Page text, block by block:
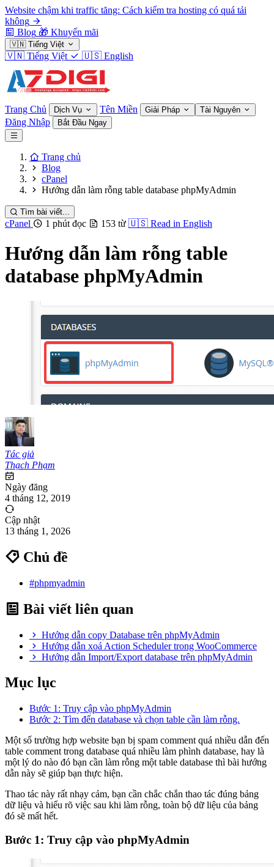
Website chậm khi traffic tăng: Cách kiểm tra hosting có quá tải
không
Blog 🎁 Khuyến mãi
🇻🇳 Tiếng Việt
🇻🇳 Tiếng Việt 🇺🇸 English
Trang Chủ Dịch Vụ Tên Miền Giải Pháp Tài Nguyên
Đăng Nhập Bắt Đầu Ngay
Trang chủ
Blog
cPanel
Hướng dẫn làm rỗng table database phpMyAdmin
Tìm bài viết...
cPanel 1 phút đọc 153 từ 🇺🇸 Read in English
Hướng dẫn làm rỗng table
database phpMyAdmin
Tác giả
Thạch Phạm
Ngày đăng
4 tháng 12, 2019
Cập nhật
13 tháng 1, 2026
Chủ đề
#phpmyadmin
Bài viết liên quan
Hướng dẫn copy Database trên phpMyAdmin
Hướng dẫn xoá Action Scheduler trong WooCommerce
Hướng dẫn Import/Export database trên phpMyAdmin
Mục lục
Bước 1: Truy cập vào phpMyAdmin
Bước 2: Tìm đến database và chọn table cần làm rỗng.
Một số trường hợp website bạn bị spam comment quá nhiều dẫn đến
table comment trong database quá nhiều làm phình database, hay là
một lý do nào đó bạn cần làm rỗng một table database thì bài hướng
dẫn này sẽ giúp bạn thực hiện.
Thao tác này rất nhạy cảm, bạn cần chắc chắn thao tác đúng bảng
dữ liệu và hiểu rõ việc sau khi làm rỗng, toàn bộ dữ liệu của bảng
đó sẽ mất hết.
Bước 1: Truy cập vào phpMyAdmin